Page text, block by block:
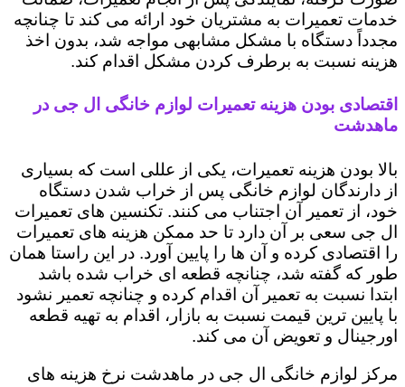
خدمات تعمیرات به مشتریان خود ارائه می کند تا چنانچه
مجدداً دستگاه با مشکل مشابهی مواجه شد، بدون اخذ
هزینه نسبت به برطرف کردن مشکل اقدام کند.
اقتصادی بودن هزینه تعمیرات لوازم خانگی ال جی در
ماهدشت
بالا بودن هزینه تعمیرات، یکی از عللی است که بسیاری
از دارندگان لوازم خانگی پس از خراب شدن دستگاه
خود، از تعمیر آن اجتناب می کنند. تکنسین های تعمیرات
ال جی سعی بر آن دارد تا حد ممکن هزینه های تعمیرات
را اقتصادی کرده و آن ها را پایین آورد. در این راستا همان
طور که گفته شد، چنانچه قطعه ای خراب شده باشد
ابتدا نسبت به تعمیر آن اقدام کرده و چنانچه تعمیر نشود
با پایین ترین قیمت نسبت به بازار، اقدام به تهیه قطعه
اورجینال و تعویض آن می کند.
مرکز لوازم خانگی ال جی در ماهدشت نرخ هزینه های